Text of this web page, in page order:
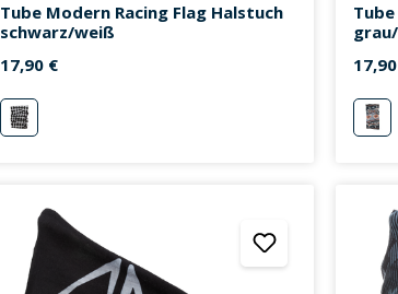
Tube Modern Racing Flag Halstuch
schwarz/weiß
17,90 €
schwarz/weiß